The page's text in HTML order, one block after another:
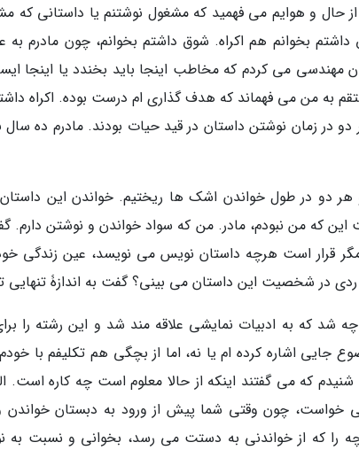
حال و هوایم می فهمید که مشغول نوشتنم یا داستانی که
بخوانم هم اکراه. شوق داشتم بخوانم، چون مادرم
مهندسی می کردم که مخاطب اینجا باید بخندد یا اینجا
به من می فهماند که هدف گذاری ام درست بوده. اکراه
دو در زمان نوشتن داستان در قید حیات بودند. مادرم ده
هر دو در طول خواندن اشک ها ریختیم. خواندن این
که من نبودم، مادر. من که سواد خواندن و نوشتن دارم.
مگر قرار است هرچه داستان نویس می نویسد، عین
ردی در شخصیت این داستان می بینی؟ گفت به اندازۀ تنهایی
چه شد که به ادبیات نمایشی علاقه مند شد و این رشته را
جایی اشاره کرده ام یا نه، اما از بچگی هم تکلیفم با
که می گفتند اینکه از حالا معلوم است چه کاره است.
چون وقتی شما پیش از ورود به دبستان خواندن
را که از خواندنی به دستت می رسد، بخوانی و نسبت